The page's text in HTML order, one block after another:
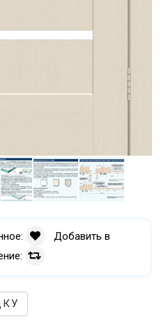
Добавить в